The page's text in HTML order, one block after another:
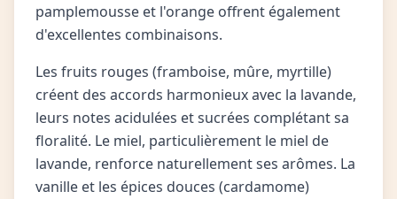
pamplemousse et l'orange offrent également
d'excellentes combinaisons.
Les fruits rouges (framboise, mûre, myrtille)
créent des accords harmonieux avec la lavande,
leurs notes acidulées et sucrées complétant sa
floralité. Le miel, particulièrement le miel de
lavande, renforce naturellement ses arômes. La
vanille et les épices douces (cardamome)